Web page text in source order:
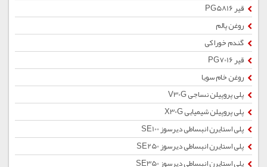
قیر PG5816
روغن پالم
گندم خوراکی
قیر PG7016
روغن خام سویا
پلی پروپیلن نساجی V30G
پلی پروپیلن شیمیایی X30G
پلی استایرن انبساطی دیرسوز SE100
پلی استایرن انبساطی دیرسوز SE250
پلی استایرن انبساطی دیرسوز SE350